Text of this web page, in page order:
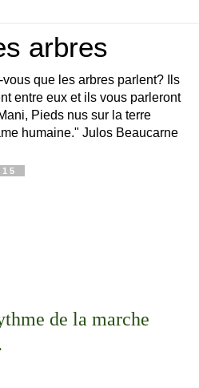
arbres
que les arbres parlent? Ils
entre eux et ils vous parleront
Pieds nus sur la terre
humaine." Julos Beaucarne
de la marche